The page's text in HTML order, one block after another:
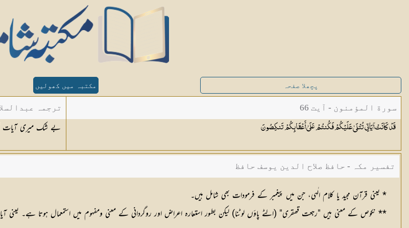
پچھلا صفحہ مکتبہ میں کھولیں
سورة المؤمنون - آیت 66
قَدْ كَانَتْ آيَاتِي تُتْلَىٰ عَلَيْكُمْ فَكُنتُمْ عَلَىٰ أَعْقَابِكُمْتَنكِصُونَ
ترجمہ
بے شک میری آیات تم
تفسیر مکہ - حافظ صلاح الدین یوسف حافظ
* یعنی قرآن مجید یا کلام الٰہی، جن میں پیغمبر کے فرمودات بھی شامل ہیں۔
** نکوص کے معنی ہیں "رجعت قھقری" (الٹے پاؤں لوٹنا) لیکن بطور استعارہ اعراض اور روگردانی کے معنی ومفہوم میں استمعمال ہوتا ہے۔ یعنی